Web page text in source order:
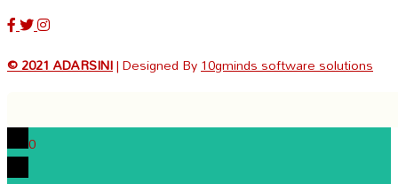
© 2021 ADARSINI| Designed By10gminds software solutions
0